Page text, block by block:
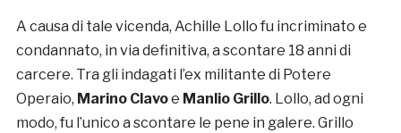
A causa di tale vicenda, Achille Lollo fu incriminato e
condannato, in via definitiva, a scontare 18 anni di
carcere. Tra gli indagati l’ex militante di Potere
Operaio, Marino Clavoe Manlio Grillo. Lollo, ad ogni
modo, fu l’unico a scontare le pene in galere. Grillo